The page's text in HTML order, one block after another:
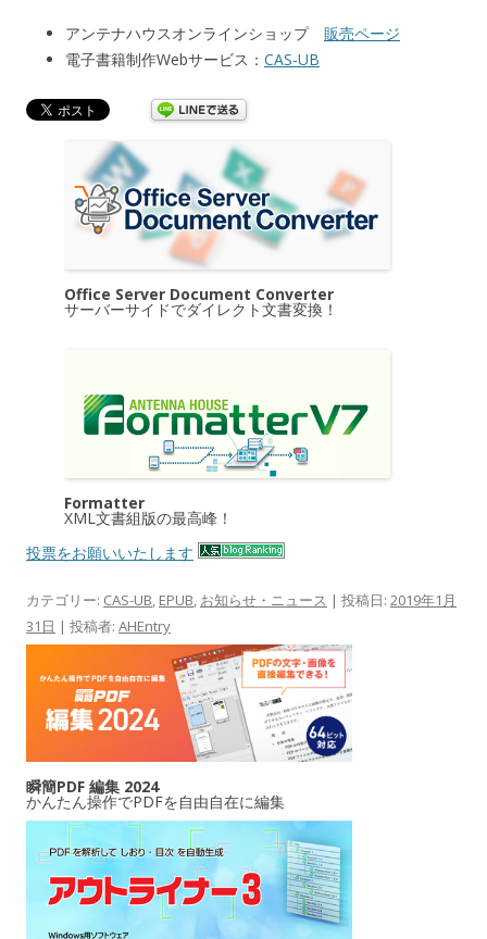
アンテナハウスオンラインショップ 販売ページ
電子書籍制作Webサービス： CAS-UB
Office Server Document Converter
サーバーサイドでダイレクト文書変換！
Formatter
XML文書組版の最高峰！
投票をお願いいたします
カテゴリー: CAS-UB, EPUB, お知らせ・ニュース | 投稿日: 2019年1月
31日 | 投稿者: AHEntry
瞬簡PDF 編集 2024
かんたん操作でPDFを自由自在に編集